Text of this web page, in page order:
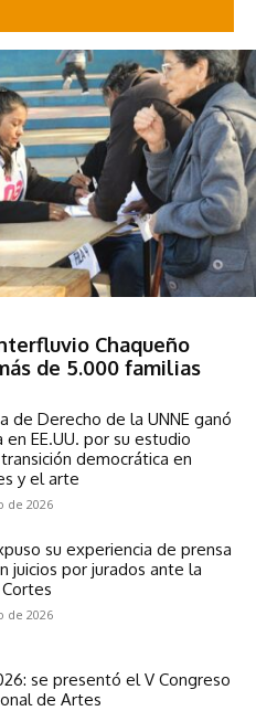
Chaqueño
de 5.000 familias
de Derecho de la UNNE ganó
en EE.UU. por su estudio
democrática en
y el arte
de 2026
su experiencia de prensa
juicios por jurados ante la
de 2026
se presentó el V Congreso
de Artes